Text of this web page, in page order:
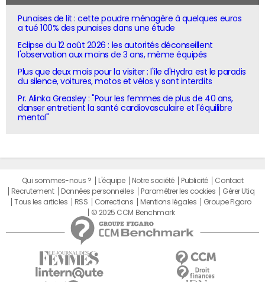
Punaises de lit : cette poudre ménagère à quelques euros
a tué 100% des punaises dans une étude
Eclipse du 12 août 2026 : les autorités déconseillent
l'observation aux moins de 3 ans, même équipés
Plus que deux mois pour la visiter : l'île d'Hydra est le paradis
du silence, voitures, motos et vélos y sont interdits
Pr. Alinka Greasley : "Pour les femmes de plus de 40 ans,
danser entretient la santé cardiovasculaire et l'équilibre
mental"
Qui sommes-nous ? L'équipe Notre société Publicité
Contact
Recrutement
Données personnelles Paramétrer les cookies
Gérer Utiq
Tous les articles
RSS Corrections Mentions légales
Groupe Figaro
© 2025 CCM Benchmark